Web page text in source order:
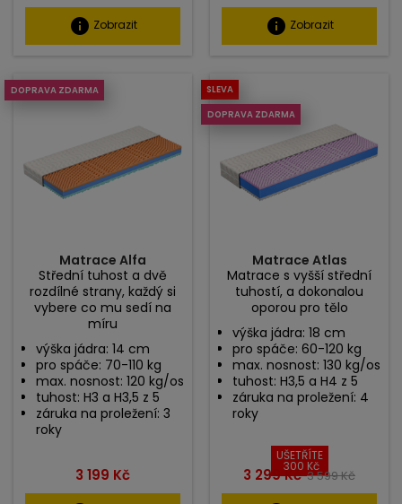
info Zobrazit info Zobrazit
DOPRAVA ZDARMA
Matrace Alfa
Střední tuhost a dvě
rozdílné strany, každý si
vybere co mu sedí na
míru
výška jádra: 14 cm
pro spáče: 70-110 kg
max. nosnost: 120 kg/os
tuhost: H3 a H3,5 z 5
záruka na proležení: 3
roky
Cena
3 199 Kč
DOPRAVA ZDARMA
SLEVA
Matrace Atlas
Matrace s vyšší střední
tuhostí, a dokonalou
oporou pro tělo
výška jádra: 18 cm
pro spáče: 60-120 kg
max. nosnost: 130 kg/os
tuhost: H3,5 a H4 z 5
záruka na proležení: 4
roky
UŠETŘÍTE
300 Kč
Cena
3 299 KčBěžná
cena
3 599 Kč